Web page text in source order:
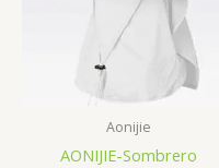
Aonijie
AONIJIE-Sombrero